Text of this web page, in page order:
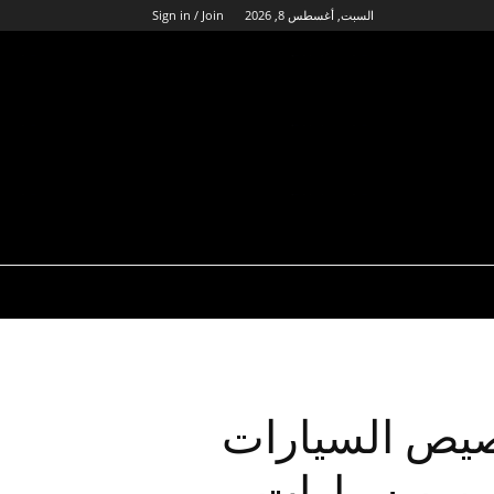
السبت, أغسطس 8, 2026 Sign in / Join
السيارات